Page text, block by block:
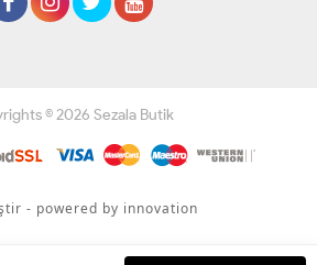
© 2026 Sezala Butik
- powered by innovation